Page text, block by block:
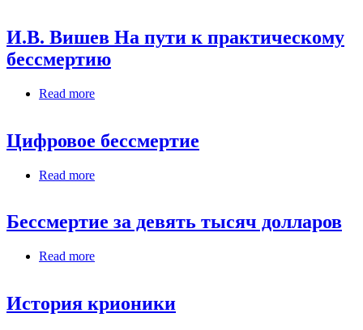
И.В. Вишев На пути к практическому
бессмертию
Read more
Цифровое бессмертие
Read more
Бессмертие за девять тысяч долларов
Read more
История крионики